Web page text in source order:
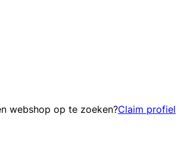
webshop op te zoeken?Claim profiel